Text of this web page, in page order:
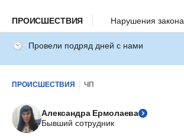
ПРОИСШЕСТВИЯ Нарушения закона
Провели подряд дней с нами
ПРОИСШЕСТВИЯ ЧП
Александра Ермолаева
Бывший сотрудник